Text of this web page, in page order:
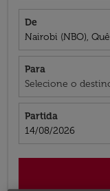
De
Nairobi (NBO),
Para
Selecione o
Partida
fc-booking-
14/08/2026